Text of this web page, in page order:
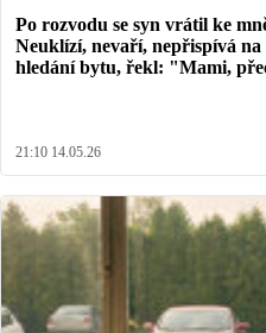
Po rozvodu se syn vrátil ke
Neuklízí, nevaří, nepřispívá
hledání bytu, řekl: "Mami,
21:10 14.05.26